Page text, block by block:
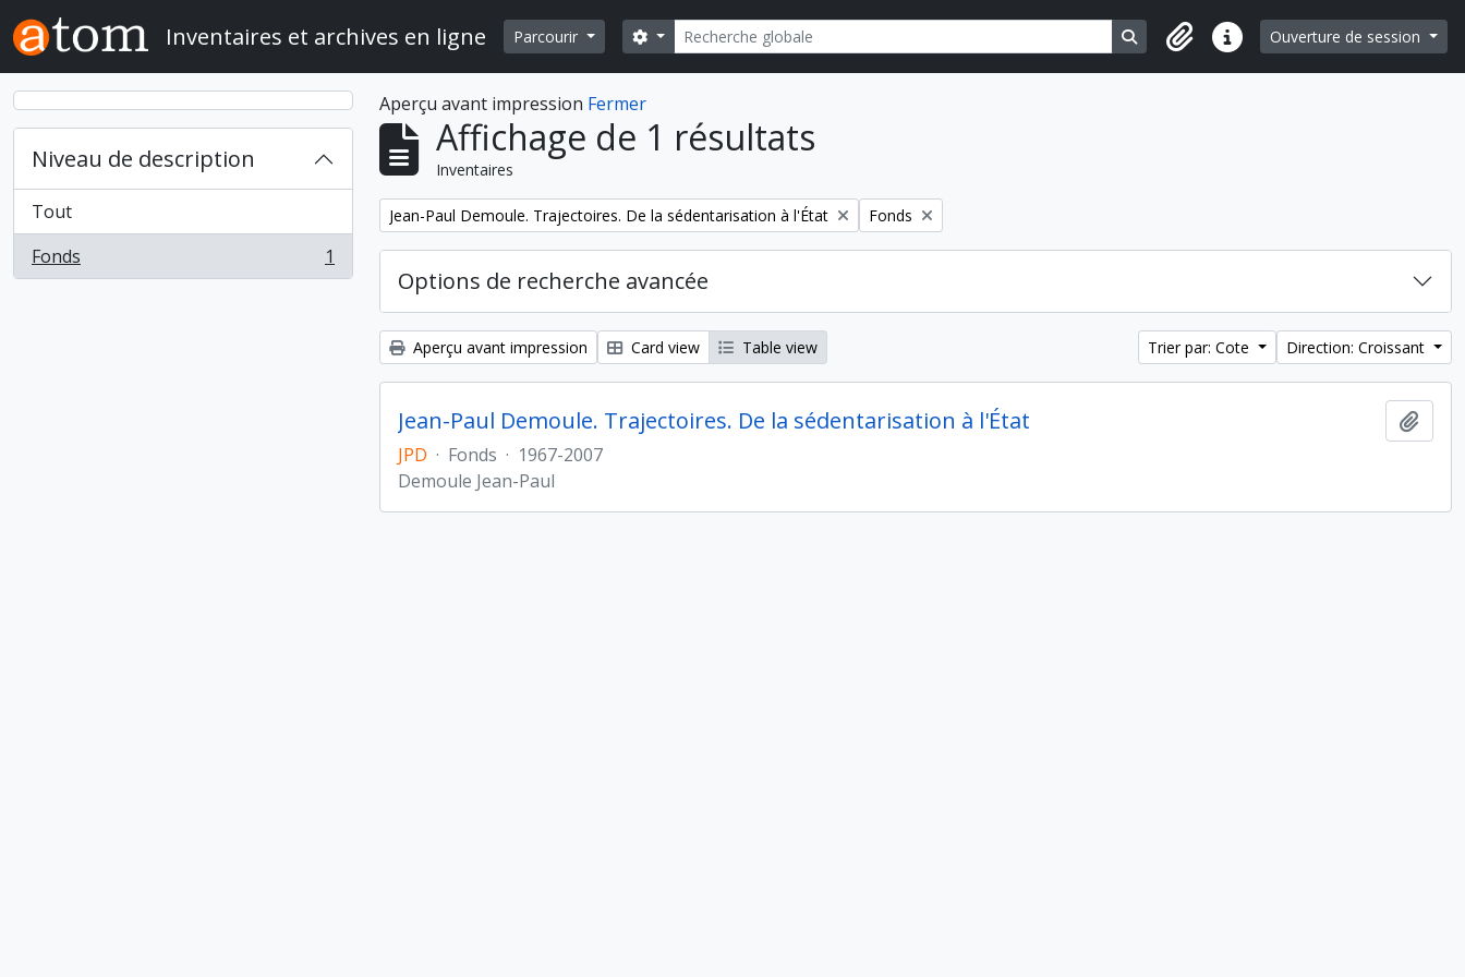
Skip to main content
Inventaires et archives en ligne Parcourir Rechercher
Search options Search in browse page
Liens rapidesOuverture de session
Niveau de description
Tout
Fonds
, 1 résultats 1
Aperçu avant impression Fermer
Affichage de 1 résultats
Inventaires
Remove filter:
Jean-Paul Demoule. Trajectoires. De la sédentarisation à l'État Remove filter:
Fonds
Options de recherche avancée
Aperçu avant impression Card view Table view Trier par: Cote Direction: Croissant
Jean-Paul Demoule. Trajectoires. De la sédentarisation à l'État
JPD · Fonds · 1967-2007
Demoule Jean-Paul